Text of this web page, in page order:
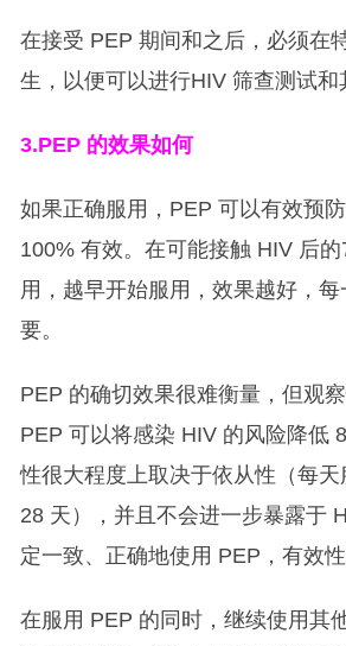
在接受 PEP 期间和之后，必须在
生，以便可以进行HIV 筛查测试和
3.PEP 的效果如何
如果正确服用，PEP 可以有效预
100% 有效。在可能接触 HIV 后
用，越早开始服用，效果越好，
要。
PEP 的确切效果很难衡量，但观
PEP 可以将感染 HIV 的风险降低
性很大程度上取决于依从性（每
28 天），并且不会进一步暴露于
定一致、正确地使用 PEP，有效性
在服用 PEP 的同时，继续使用其